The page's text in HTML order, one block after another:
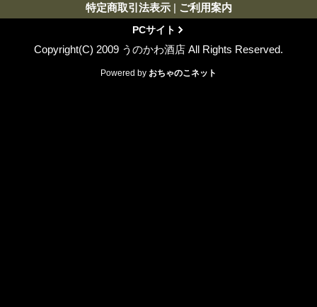
特定商取引法表示 | ご利用案内
PCサイト
Copyright(C) 2009 うのかわ酒店 All Rights Reserved.
Powered by おちゃのこネット